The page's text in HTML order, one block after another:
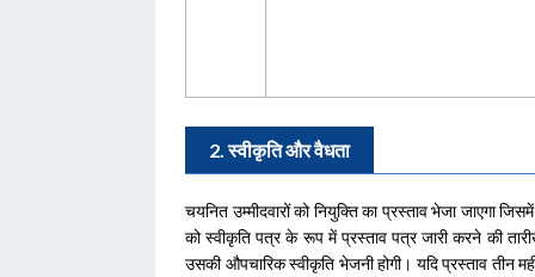
2. स्वीकृति और वैधता
चयनित उम्मीदवारों को नियुक्ति का प्रस्ताव भेजा जाएगा
को स्वीकृति पत्र के रूप में प्रस्ताव पत्र जारी करने की
उसकी औपचारिक स्वीकृति भेजनी होगी। यदि प्रस्ताव तीन